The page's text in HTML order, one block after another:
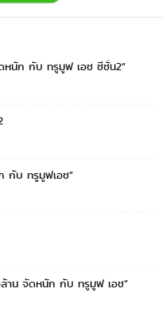
หนัก กับ ทรูมูฟ เอช ซีซั่น2”
กับ ทรูมูฟเอช”
าน จัดหนัก กับ ทรูมูฟ เอช”